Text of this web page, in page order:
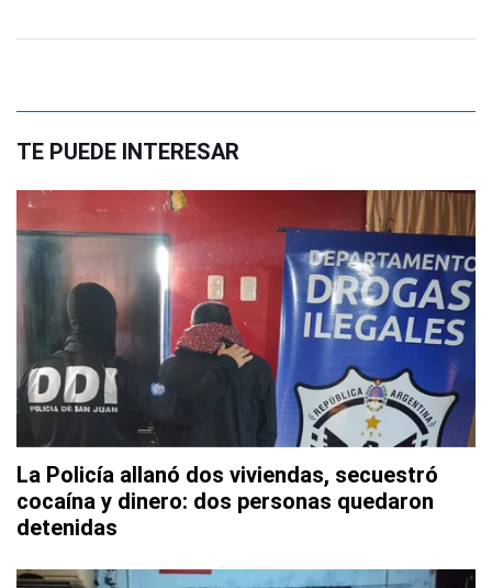
TE PUEDE INTERESAR
La Policía allanó dos viviendas, secuestró
cocaína y dinero: dos personas quedaron
detenidas